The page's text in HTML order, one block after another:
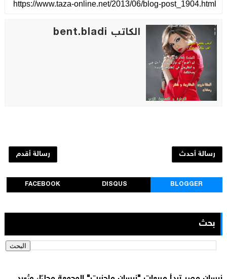
الكاتب bent.bladi
رسالة أحدث رسالة أقدم
BLOGGER
DISQUS
FACEBOOK
بحث